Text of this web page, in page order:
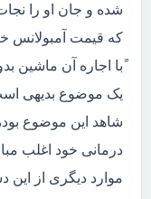
شده و جان او را
که قیمت آمبولانس
ًبا اجاره آن ماشین
یک موضوع بدیهی
شاهد این موضوع
درمانی خود اغلب
موارد دیگری از این